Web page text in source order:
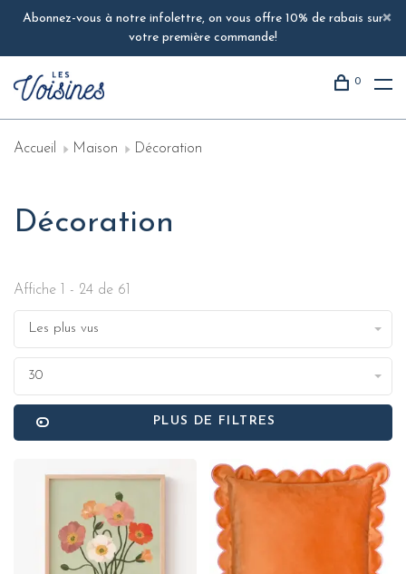
Abonnez-vous à notre infolettre, on vous offre 10% de rabais sur
votre première commande!
0
Accueil Maison Décoration
Décoration
Affiche 1 - 24 de 61
Les plus vus
30
PLUS DE FILTRES